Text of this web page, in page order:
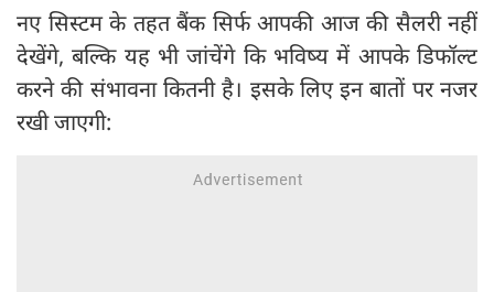
नए सिस्टम के तहत बैंक सिर्फ आपकी आज की सैलरी नहीं
देखेंगे, बल्कि यह भी जांचेंगे कि भविष्य में आपके डिफॉल्ट
करने की संभावना कितनी है। इसके लिए इन बातों पर नजर
रखी जाएगी: